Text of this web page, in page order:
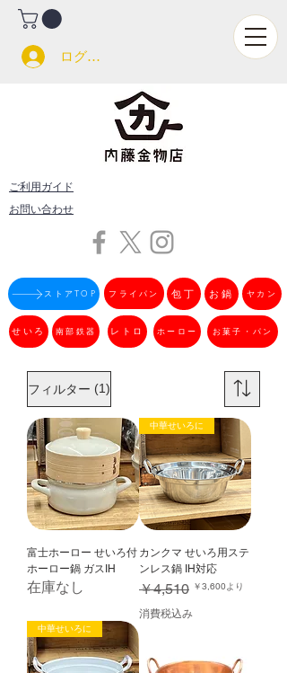
ログイン
ご利用ガイド
お問い合わせ
ストアTOP
せいろ 南部鉄器
フライパン 包丁 お鍋 ヤカン
レトロ ホーロー お菓子・パン
フィルター (1)
富士ホーロー せいろ付
ホーロー鍋 ガスIH
在庫なし
中華せいろに
カンクマ せいろ用ステ
ンレス鍋 IH対応
通常価格
￥4,510 ￥3,600より
セール価格
消費税込み
中華せいろに